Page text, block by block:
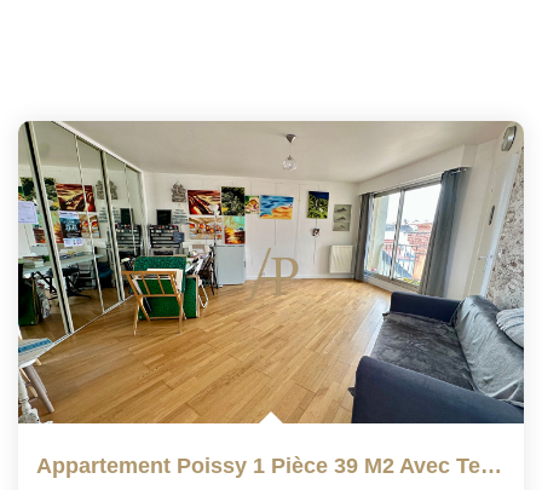
Appartement Poissy 1 Pièce 39 M2 Avec Terrasse De 12m²